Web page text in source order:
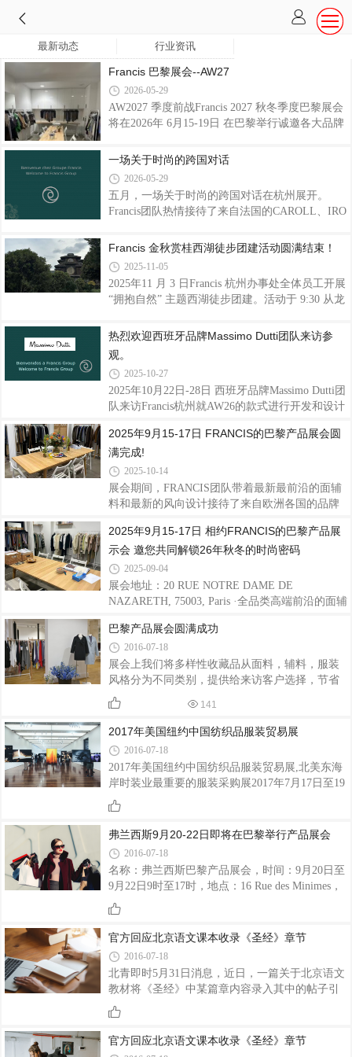
最新动态 行业资讯
Francis 巴黎展会--AW27
2026-05-29
AW2027 季度前战Francis 2027 秋冬季度巴黎展会
将在2026年 6月15-19日 在巴黎举行诚邀各大品牌
Nazareth 75003 Paris。
一场关于时尚的跨国对话
2026-05-29
五月，一场关于时尚的跨国对话在杭州展开。
Francis团队热情接待了来自法国的CAROLL、IRO
2026年春季系列进行了深度复盘并对2027年的春
设计美学，进行了面辅料的甄选和款式设计优
化。通过高效的思维碰撞和全方位的沟通，共同
为即将到来的开发季奏响了序曲，为下一阶段的
Francis 金秋赏桂西湖徒步团建活动圆满结束！
2025-11-05
2025年11 月 3 日Francis 杭州办事处全体员工开展
“拥抱自然” 主题西湖徒步团建。活动于 9:30 从龙
最终抵达西里湖。沿途秋景如画，茶园叠翠、桂
香萦绕，员工们赏景闲谈，释放压力。抵达西里
湖后，大家分享自备美食，伴溪流青草气息畅
聊，拉近彼此距离。虽活动在意犹未尽中结束，
但团队情谊如秋意绵长。
热烈欢迎西班牙品牌Massimo Dutti团队来访参
观。
2025-10-27
2025年10月22日-28日 西班牙品牌Massimo Dutti团
队来访Francis杭州就AW26的款式进行开发和设计
2025年9月15-17日 FRANCIS的巴黎产品展会圆
满完成!
2025-10-14
展会期间，FRANCIS团队带着最新最前沿的面辅
料和最新的风向设计接待了来自欧洲各国的品牌
度和服务，与各设计师团队一起创研26年秋冬产
品的设计和用料，期望一起打造一个多彩时尚的
26年秋冬服饰季度。
2025年9月15-17日 相约FRANCIS的巴黎产品展
示会 邀您共同解锁26年秋冬的时尚密码
2025-09-04
展会地址：20 RUE NOTRE DAME DE
NAZARETH, 75003, Paris ·全品类高端前沿的面辅
撞，擦出时尚的火花。·我们准备好了，期待您的
莅临。
巴黎产品展会圆满成功
2016-07-18
展会上我们将多样性收藏品从面料，辅料，服装
风格分为不同类别，提供给来访客户选择，节省
他们在开始开发作业之前搜集的时间，让他们可
以更专注于设计。我们也将尽快将这些新品服装
风格更新到我们的样品页面，供那些没有办法来
参加展会的客人参考。
141
2017年美国纽约中国纺织品服装贸易展
2016-07-18
2017年美国纽约中国纺织品服装贸易展,北美东海
岸时装业最重要的服装采购展2017年7月17日至19
日在Javits中心举行。弗兰西斯集团展出2018年秋
季流行系列时装。
弗兰西斯9月20-22日即将在巴黎举行产品展会
2016-07-18
名称：弗兰西斯巴黎产品展会，时间：9月20日至
9月22日9时至17时，地点：16 Rue des Minimes，
75003 Paris，受邀对象：你和弗朗西斯团队，展
出内容：弗兰西斯生产的各种服装产品， 展现我
们的生产实力 ，弗兰西斯2018秋冬流行面料，辅
料 适用于针织，梭织，园机，外套（大衣和羽绒
服），弗兰西斯2018秋冬系列新品，针织，梭
织，园机以及外套类。
官方回应北京语文课本收录《圣经》章节
2016-07-18
北青即时5月31日消息，近日，一篇关于北京语文
教材将《圣经》中某篇章内容录入其中的帖子引
发网络热议。不少网友对北京语文课改教材第13
册把《上帝创造宇宙》这篇基督教《圣经》内容
被定为神话故事列入教材纷纷发表评论。 为此，
北青报记者致电北京教育科学研究院，在与相关
官方回应北京语文课本收录《圣经》章节